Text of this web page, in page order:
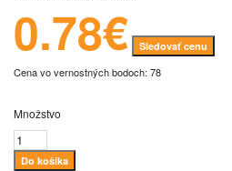
0.78€ Sledovať cenu
Cena vo vernostných bodoch: 78
Množstvo